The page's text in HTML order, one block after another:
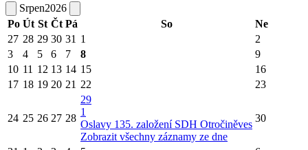
Srpen2026
Po Út St Čt Pá So
Ne
27 28 29 30 31 1
2
3
4 5 6 7 8
9
10 11 12 13 14 15
16
17 18 19 20 21 22 23
24 25 26 27 28
29
1
Oslavy 135. založení SDH Otročiněves
Zobrazit všechny záznamy ze dne
30